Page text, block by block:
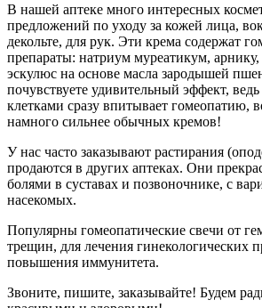
В нашей аптеке много интересных
предложений по уходу за кожей лица,
декольте, для рук. Эти крема содержат
препараты: натриум муреатикум,
эскулюс на основе масла зародышей
почувствуете удивительный эффект,
клетками сразу впитывает гомеопатию,
намного сильнее обычных кремов!
У нас часто заказывают растирания
продаются в других аптеках. Они
болями в суставах и позвоночнике, с
насекомых.
Популярны гомеопатические свечи от
трещин, для лечения гинекологических
повышения иммунитета.
Звоните, пишите, заказывайте! Будем